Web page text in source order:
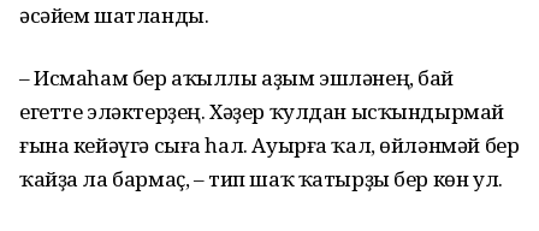
әсәйем шатланды.
– Исмаһам бер аҡыллы аҙым эшләнең, бай
егетте эләктерҙең. Хәҙер ҡулдан ысҡындырмай
ғына кейәүгә сыға һал. Ауырға ҡал, өйләнмәй бер
ҡайҙа ла бармаҫ, – тип шаҡ ҡатырҙы бер көн ул.